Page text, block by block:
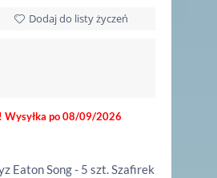
Dodaj do listy życzeń
Wysyłka po 08/09/2026
Eaton Song - 5 szt. Szafirek